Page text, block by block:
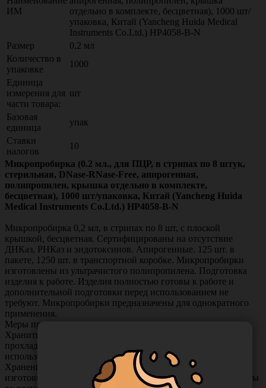
ИМ
отдельно в комплекте, бесцветная), 1000 шт/
упаковка, Китай (Yancheng Huida Medical
Instruments Co.Ltd.) HP4058-B-N
Размер
0,2 мл
Количество в
упаковке
1000
Единица
измерения для
части товара:
шт
Базовая
единица
упак
Ставки
налогов
10
Микропробирка (0.2 мл., для ПЦР, в стрипах по 8 штук,
стерильная, DNase-RNase-Free, апирогенная,
полипропилен, крышка отдельно в комплекте,
бесцветная), 1000 шт/упаковка, Китай (Yancheng Huida
Medical Instruments Co.Ltd.) HP4058-B-N
Микропробирка 0,2 мл, в стрипах по 8 шт, с плоской
крышкой, бесцветная. Сертифицированы на отсутствие
ДНКаз, РНКаз и эндотоксинов. Апирогенные. 125 шт. в
пакете, 1250 шт. в транспортной коробке. Микропробирки
изготовлены из ультрачистого полипропилена. Подготовка
изделия к работе. Изделия полностью готовы к работе и
дополнительной подготовки перед использованием не
требуют. Микропробирки предназначены для однократного
применения.
Меры предосторожности.
Хранить вдали от огня и источников тепла, в сухом
прохладном месте, при постоянной температуре. Не
использовать не по назначению.
Хранение изделий производится в упаковке предприятия
изготовителя. Избегать значительных колебаний температуры